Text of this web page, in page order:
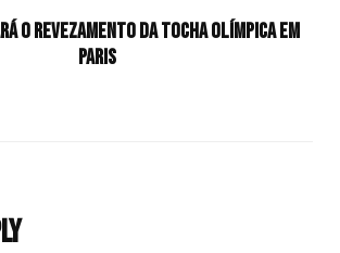
o revezamento da tocha olímpica em
Paris